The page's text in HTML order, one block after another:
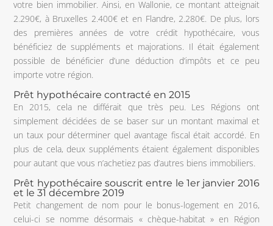
votre bien immobilier. Ainsi, en Wallonie, ce montant atteignait
2.290€, à Bruxelles 2.400€ et en Flandre, 2.280€. De plus, lors
des premières années de votre crédit hypothécaire, vous
bénéficiez de suppléments et majorations. Il était également
possible de bénéficier d’une déduction d’impôts et ce peu
importe votre région.
Prêt hypothécaire contracté en 2015
En 2015, cela ne différait que très peu. Les Régions ont
simplement décidées de se baser sur un montant maximal et
un taux pour déterminer quel avantage fiscal était accordé. En
plus de cela, deux suppléments étaient également disponibles
pour autant que vous n’achetiez pas d’autres biens immobiliers.
Prêt hypothécaire souscrit entre le 1er janvier 2016
et le 31 décembre 2019
Petit changement de nom pour le bonus-logement en 2016,
celui-ci se nomme désormais « chèque-habitat » en Région